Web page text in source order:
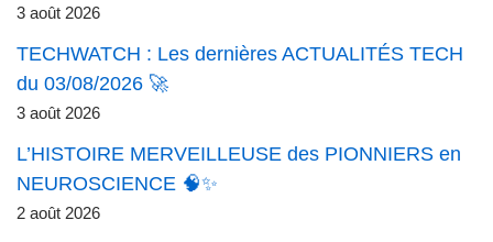
3 août 2026
TECHWATCH : Les dernières ACTUALITÉS TECH
du 03/08/2026 🚀
3 août 2026
L’HISTOIRE MERVEILLEUSE des PIONNIERS en
NEUROSCIENCE 🧠✨
2 août 2026